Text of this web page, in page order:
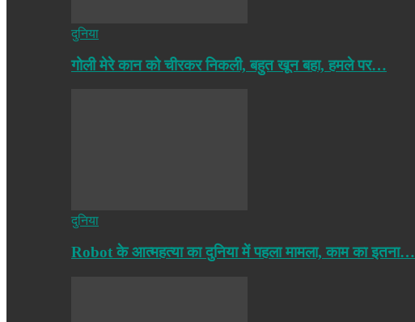
दुनिया
गोली मेरे कान को चीरकर निकली, बहुत खून बहा, हमले पर…
दुनिया
Robot के आत्महत्या का दुनिया में पहला मामला, काम का इतना…